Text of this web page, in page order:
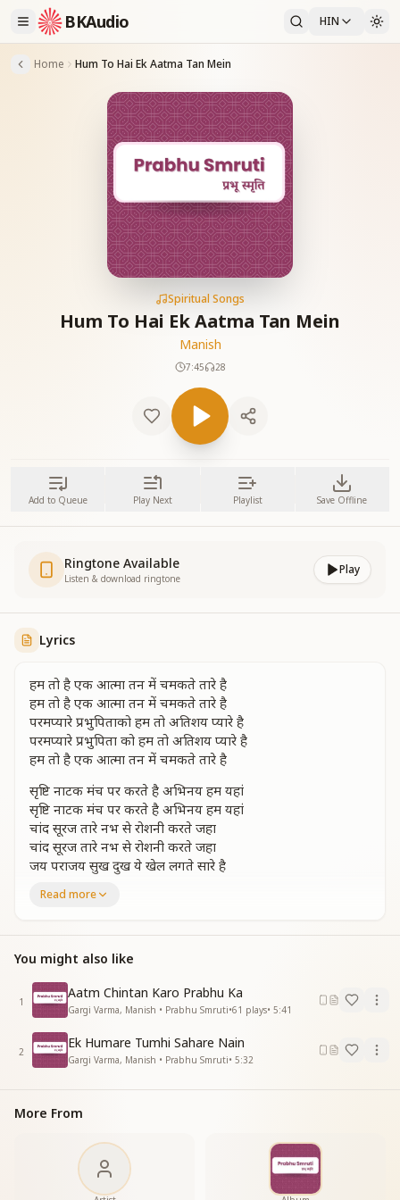
BKAudio HIN
Home Hum To Hai Ek Aatma Tan Mein
Spiritual Songs
Hum To Hai Ek Aatma Tan Mein
Manish
7:45 28
Add to Queue Play Next Playlist Save Offline
Ringtone Available
Listen & download ringtone
Play
Lyrics
हम तो है एक आत्मा तन में चमकते तारे है
हम तो है एक आत्मा तन में चमकते तारे है
परमप्यारे प्रभुपिताको हम तो अतिशय प्यारे है
परमप्यारे प्रभुपिता को हम तो अतिशय प्यारे है
हम तो है एक आत्मा तन में चमकते तारे है
सृष्टि नाटक मंच पर करते है अभिनय हम यहां
सृष्टि नाटक मंच पर करते है अभिनय हम यहां
चांद सूरज तारे नभ से रोशनी करते जहा
चांद सूरज तारे नभ से रोशनी करते जहा
जय पराजय सुख दुख ये खेल लगते सारे है
खेल लगते सारे है
कर्म ही पूजा हमारी और सेवा साधना
कर्म ही पूजा हमारी और सेवा साधना
सांसों को प्रभु में लगाए रखना है आराधना
सांसों को प्रभु में लगाए रखना है आराधना याचना क्या प्रार्थना क्या
प्रभु जो सबकुछ वारे है
याचना क्या प्रार्थना क्या
प्रभु जो सबकुछ वारे है
कर्मयोगी साथ प्रभु के खेल जग का खेलना
और फिर होकर के साक्षी कर्म अपने देखना
और फिर होकर के साक्षी कर्म अपने देखना
Read more
You might also like
1
Aatm Chintan Karo Prabhu Ka
Gargi Varma, Manish • Prabhu Smruti•61 plays• 5:41
2
Ek Humare Tumhi Sahare Nain
Gargi Varma, Manish • Prabhu Smruti• 5:32
More From